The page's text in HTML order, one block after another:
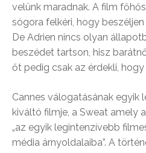
velünk maradnak. A film
sógora felkéri, hogy
De Adrien nincs olyan
beszédet tartson, hisz
őt pedig csak az érdekli,
Cannes válogatásának egyik
kiváltó filmje, a Sweat amely
„az egyik legintenzívebb
média árnyoldalaiba”. A